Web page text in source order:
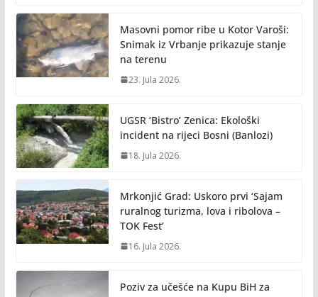
Masovni pomor ribe u Kotor Varoši:
Snimak iz Vrbanje prikazuje stanje
na terenu
23. Jula 2026.
UGSR ‘Bistro’ Zenica: Ekološki
incident na rijeci Bosni (Banlozi)
18. Jula 2026.
Mrkonjić Grad: Uskoro prvi ‘Sajam
ruralnog turizma, lova i ribolova –
TOK Fest’
16. Jula 2026.
Poziv za učešće na Kupu BiH za